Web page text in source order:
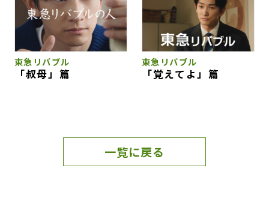
東急リバブル
「叔母」篇
東急リバブル
「覚えてよ」篇
一覧に戻る